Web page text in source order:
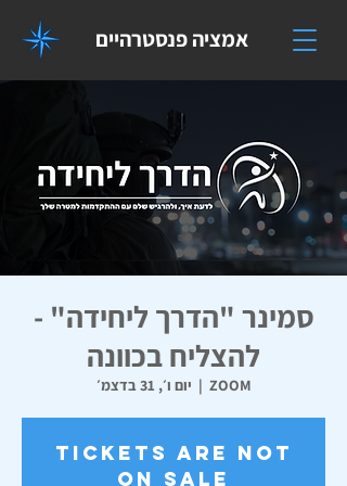
אמציה פנסטרהיים
סמינר "הדרך ליחידה" -
להצליח בכוונה
יום ו׳, 31 בדצמ׳
  |
ZOOM
Tickets are not
on sale